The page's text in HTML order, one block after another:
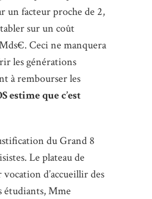
un facteur proche de 2,
sur un coût
Ceci ne manquera
les générations
à rembourser les
estime que c’est
du Grand 8
Le plateau de
vocation d’accueillir des
étudiants, Mme